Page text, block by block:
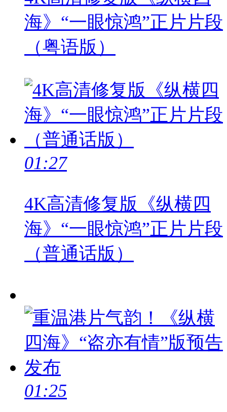
海》“一眼惊鸿”正片片段
（粤语版）
01:27
4K高清修复版《纵横四
海》“一眼惊鸿”正片片段
（普通话版）
01:25